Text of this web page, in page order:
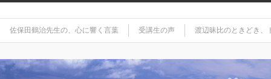
佐保田鶴治先生の、心に響く言葉 受講生の声 渡辺昧比のときどき、